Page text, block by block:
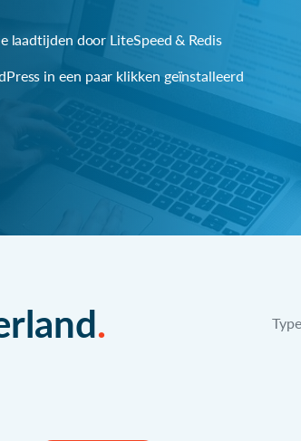
laadtijden door LiteSpeed & Redis
in een paar klikken geïnstalleerd